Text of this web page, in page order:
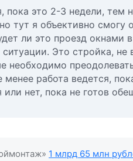
это 2-3 недели, тем
тут я объективно смогу
ли это проезд окнами
Это стройка, не
необходимо
работа ведется,
нет, пока не готов
1 млрд 65 млн